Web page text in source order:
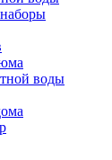
воды